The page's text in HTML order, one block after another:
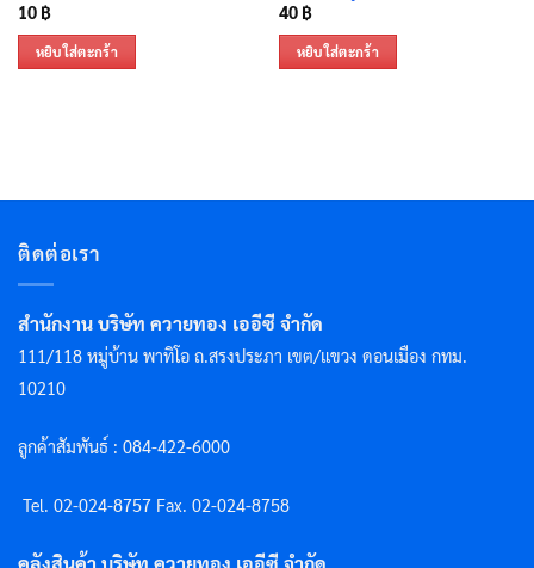
10 ฿
หยิบใส่ตะกร้า
40 ฿
หยิบใส่ตะกร้า
ติดต่อเรา
สำนักงาน บริษัท ควายทอง เออีซี จำกัด
111/118 หมู่บ้าน พาทิโอ ถ.สรงประภา เขต/แขวง ดอนเมือง กทม.
10210
ลูกค้าสัมพันธ์ : 084-422-6000
Tel. 02-024-8757 Fax. 02-024-8758
คลังสินค้า บริษัท ควายทอง เออีซี จำกัด